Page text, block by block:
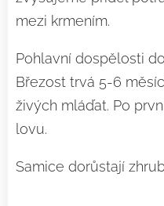
mezi krmením.
Pohlavní dospělosti
Březost trvá 5-6
živých mláďat. Po
lovu.
Samice dorůstají